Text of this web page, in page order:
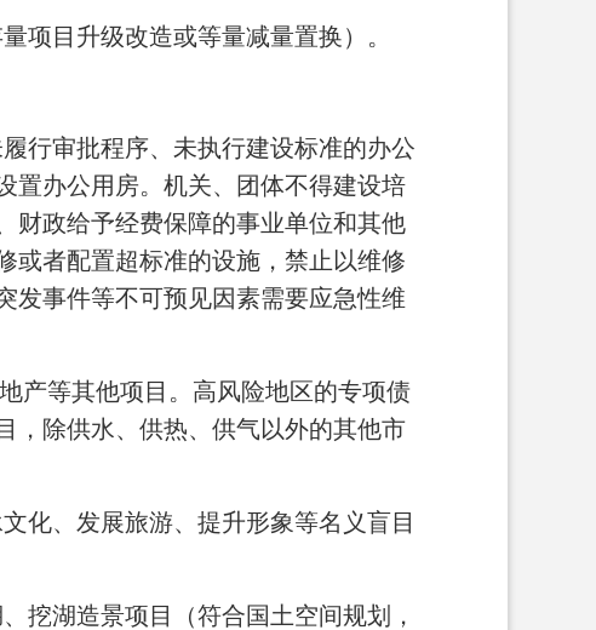
项目升级改造或等量减量置换）。
行审批程序、未执行建设标准的办公
置办公用房。机关、团体不得建设培
财政给予经费保障的事业单位和其他
或者配置超标准的设施，禁止以维修
发事件等不可预见因素需要应急性维
产等其他项目。高风险地区的专项债
，除供水、供热、供气以外的其他市
化、发展旅游、提升形象等名义盲目
挖湖造景项目（符合国土空间规划，